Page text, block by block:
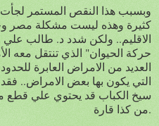
وبسبب هذا النقص المستمر
كثيرة وهذه ليست مشكلة مصر
الاقليم.. ولكن شدد د. طالب علي
حركة الحيوان" الذي تنتقل معه
العديد من الامراض العابرة
التي يكون بها بعض الامراض..
سيخ الكباب قد يحتوي علي قطع
من كذا قارة.